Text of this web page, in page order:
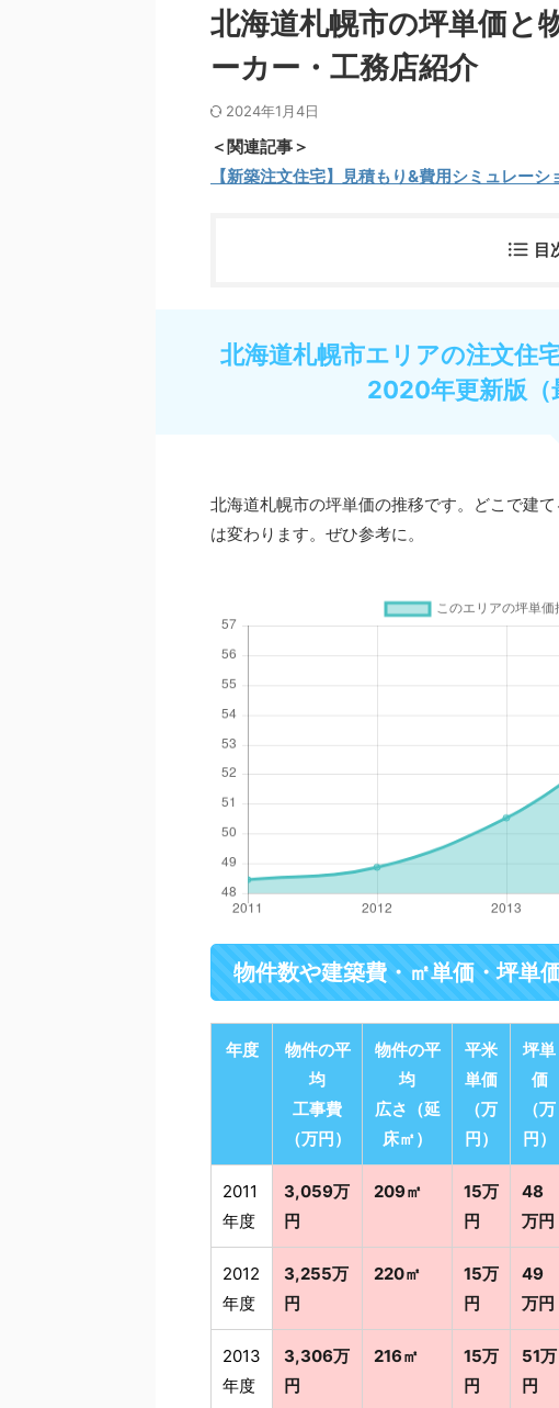
北海道札幌市の坪単価と
ーカー・工務店紹介
2024年1月4日
＜関連記事＞
【新築注文住宅】見積もり&費用シミュレー
目
北海道札幌市エリアの注文住
2020年更新版（
北海道札幌市の坪単価の推移です。どこで建
は変わります。ぜひ参考に。
物件数や建築費・㎡単価・坪
年度
物件の平
均
工事費
（万円）
物件の平
均
広さ（延
床㎡）
平米
単価
（万
円）
坪単
価
（万
円）
2011
年度
3,059万
円
209㎡
15万
円
48
万円
2012
年度
3,255万
円
220㎡
15万
円
49
万円
2013
年度
3,306万
円
216㎡
15万
円
51万
円